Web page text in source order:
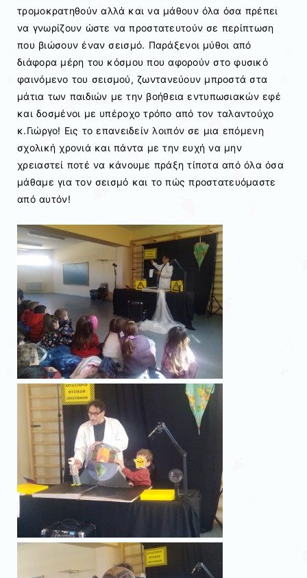
τρομοκρατηθούν αλλά και να μάθουν όλα όσα πρέπει
να γνωρίζουν ώστε να προστατευτούν σε περίπτωση
που βιώσουν έναν σεισμό. Παράξενοι μύθοι από
διάφορα μέρη του κόσμου που αφορούν στο φυσικό
φαινόμενο του σεισμού, ζωντανεύουν μπροστά στα
μάτια των παιδιών με την βοήθεια εντυπωσιακών εφέ
και δοσμένοι με υπέροχο τρόπο από τον ταλαντούχο
κ.Γιώργο! Εις το επανειδείν λοιπόν σε μια επόμενη
σχολική χρονιά και πάντα με την ευχή να μην
χρειαστεί ποτέ να κάνουμε πράξη τίποτα από όλα όσα
μάθαμε για τον σεισμό και το πώς προστατευόμαστε
από αυτόν!